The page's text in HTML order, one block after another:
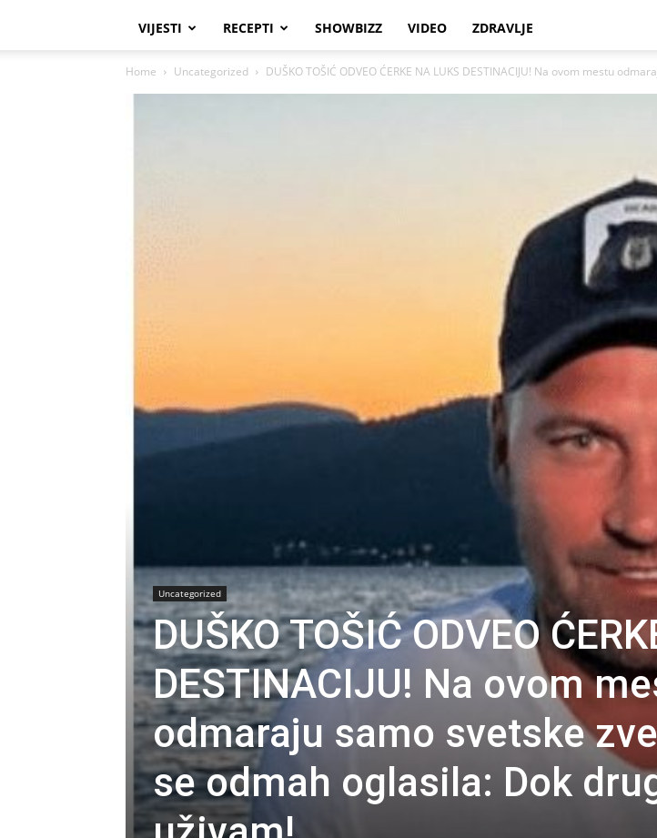
VIJESTI RECEPTI SHOWBIZZ VIDEO ZDRAVLJE
Home Uncategorized DUŠKO TOŠIĆ ODVEO ĆERKE NA LUKS DESTINACIJU! Na ovom mestu
Uncategorized
DUŠKO TOŠIĆ ODVEO
DESTINACIJU! Na ovom
odmaraju samo svetske
se odmah oglasila: Dok